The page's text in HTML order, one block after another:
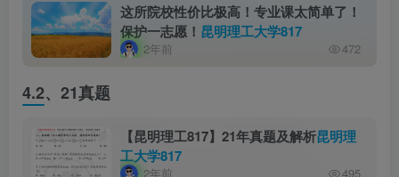
这所院校性价比极高！专业课太简单了！
保护一志愿！ 昆明理工大学817
2年前 472
4.2、 21真题
【昆明理工817】21年真题及解析昆明理
工大学817
2年前 495